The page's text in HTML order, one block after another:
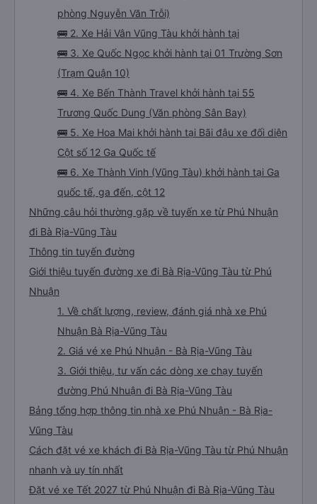
phòng Nguyễn Văn Trỗi)
🚌 2. Xe Hải Vân Vũng Tàu khởi hành tại
🚌 3. Xe Quốc Ngọc khởi hành tại 01 Trường Sơn
(Trạm Quận 10)
🚌 4. Xe Bến Thành Travel khởi hành tại 55
Trương Quốc Dung (Văn phòng Sân Bay)
🚌 5. Xe Hoa Mai khởi hành tại Bãi đậu xe đối diện
Cột số 12 Ga Quốc tế
🚌 6. Xe Thành Vinh (Vũng Tàu) khởi hành tại Ga
quốc tế, ga đến, cột 12
Những câu hỏi thường gặp về tuyến xe từ Phú Nhuận
đi Bà Rịa-Vũng Tàu
Thông tin tuyến đường
Giới thiệu tuyến đường xe đi Bà Rịa-Vũng Tàu từ Phú
Nhuận
1. Về chất lượng, review, đánh giá nhà xe Phú
Nhuận Bà Rịa-Vũng Tàu
2. Giá vé xe Phú Nhuận - Bà Rịa-Vũng Tàu
3. Giới thiệu, tư vấn các dòng xe chạy tuyến
đường Phú Nhuận đi Bà Rịa-Vũng Tàu
Bảng tổng hợp thông tin nhà xe Phú Nhuận - Bà Rịa-
Vũng Tàu
Cách đặt vé xe khách đi Bà Rịa-Vũng Tàu từ Phú Nhuận
nhanh và uy tín nhất
Đặt vé xe Tết 2027 từ Phú Nhuận đi Bà Rịa-Vũng Tàu